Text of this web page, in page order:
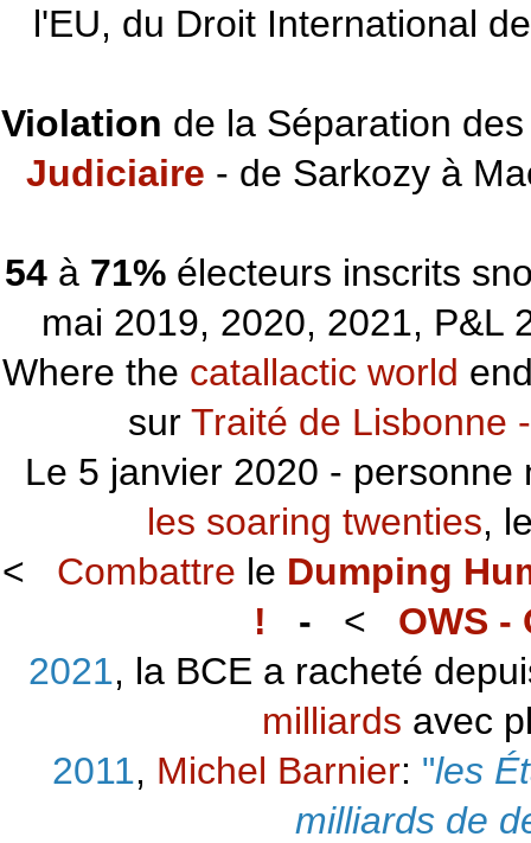
l'EU, du Droit International
Violation de la Séparation
Judiciaire - de Sarkozy à
54à 71%électeurs inscrits
mai 2019, 2020, 2021, P&L
Where the catallactic world
sur Traité de Lisbonne
Le 5 janvier 2020 -
les soaring twenties,
< Combattre le Dumping
! - < OWS -
2021, la BCE a racheté
milliards avec
2011, Michel Barnier: "les
milliards de